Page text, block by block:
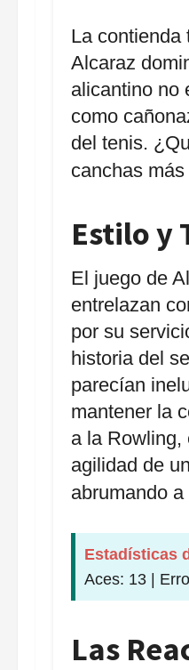
La contienda
Alcaraz
alicantino no
como
del tenis.
canchas
Estilo y
El juego de
entrelazan
por su
historia del
parecían
mantener la
a la Rowling,
agilidad de
abrumando
Estadísticas
Aces: 13 |
Las